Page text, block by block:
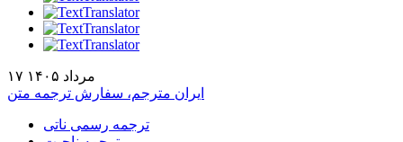
۱۷ مرداد ۱۴۰۵
ایران مترجم، سفارش ترجمه متن
ترجمه رسمی ناتی